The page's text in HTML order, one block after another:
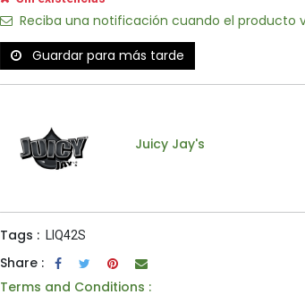
Reciba una notificación cuando el producto
Guardar para más tarde
Juicy Jay's
Tags : LIQ42S
Share :
Terms and Conditions :